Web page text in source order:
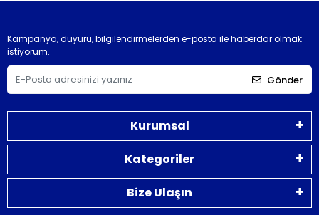
Kampanya, duyuru, bilgilendirmelerden e-posta ile haberdar olmak
istiyorum.
Gönder
Kurumsal
Kategoriler
Bize Ulaşın